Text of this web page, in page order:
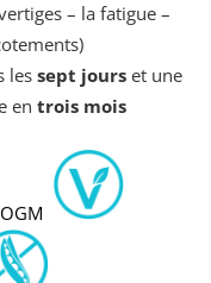
– la fatigue –
les sept jours et une
en trois mois